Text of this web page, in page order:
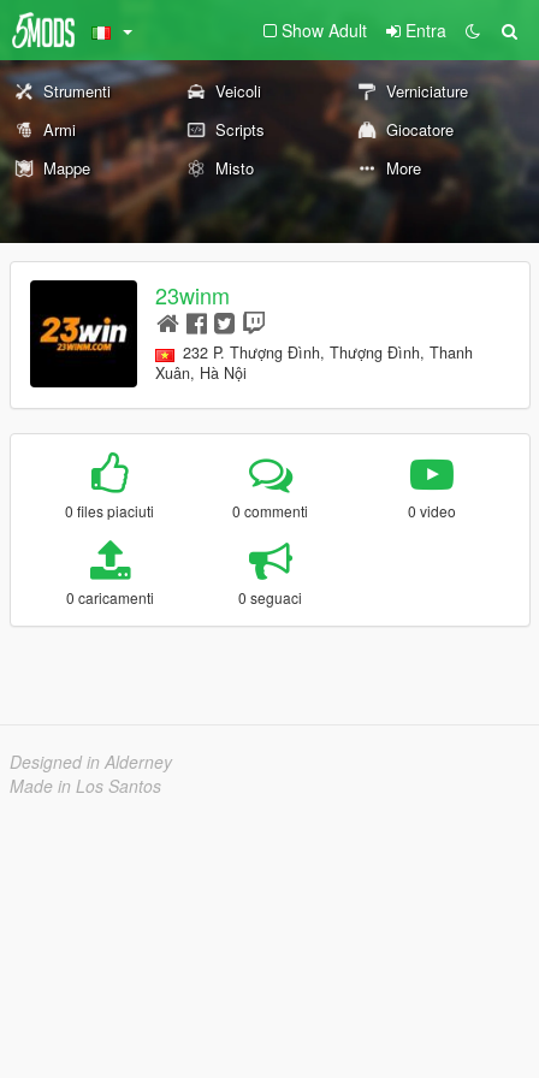
Show Adult Entra
Strumenti Veicoli
Verniciature
Armi
Scripts
Giocatore
Mappe
Misto More
23winm
232 P. Thượng Đình, Thượng Đình, Thanh
Xuân, Hà Nội
0 files piaciuti 0 commenti 0 video
0 caricamenti 0 seguaci
Designed in Alderney
Made in Los Santos